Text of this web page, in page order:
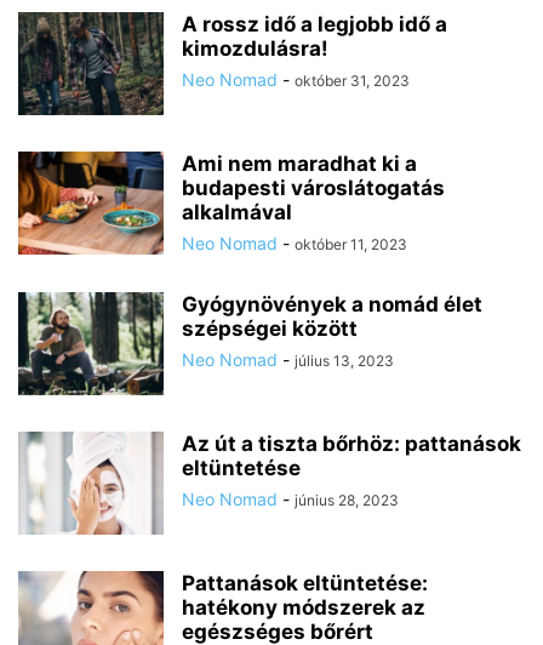
A rossz idő a legjobb idő a
kimozdulásra!
Neo Nomad - október 31, 2023
Ami nem maradhat ki a
budapesti városlátogatás
alkalmával
Neo Nomad - október 11, 2023
Gyógynövények a nomád élet
szépségei között
Neo Nomad - július 13, 2023
Az út a tiszta bőrhöz: pattanások
eltüntetése
Neo Nomad - június 28, 2023
Pattanások eltüntetése:
hatékony módszerek az
egészséges bőrért